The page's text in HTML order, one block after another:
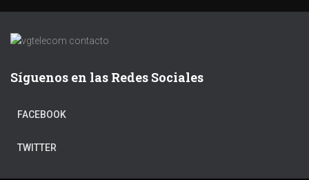
Síguenos en las Redes Sociales
FACEBOOK
TWITTER